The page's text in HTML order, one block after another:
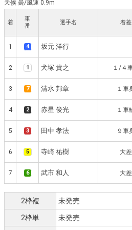
天候 曇/風速 0.9m
着
車
番
選手名 着差
1 4 坂元 洋行
2 1 犬塚 貴之 １/４
3 7 清水 邦章 １車
4 2 赤星 俊光 １車
5 3 田中 孝法 ９車
6 5 寺崎 祐樹 大差
7 6 武市 和人 大差
2枠複 未発売
2枠単 未発売